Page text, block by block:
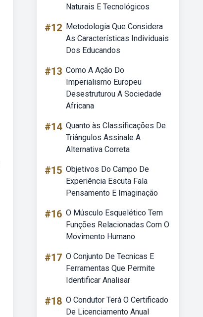
Naturais E Tecnológicos
#12 Metodologia Que Considera
As Características Individuais
Dos Educandos
#13 Como A Ação Do
Imperialismo Europeu
Desestruturou A Sociedade
Africana
#14 Quanto às Classificações De
Triângulos Assinale A
Alternativa Correta
#15 Objetivos Do Campo De
Experiência Escuta Fala
Pensamento E Imaginação
#16 O Músculo Esquelético Tem
Funções Relacionadas Com O
Movimento Humano
#17 O Conjunto De Tecnicas E
Ferramentas Que Permite
Identificar Analisar
#18 O Condutor Terá O Certificado
De Licenciamento Anual